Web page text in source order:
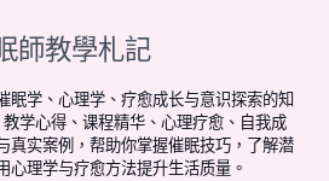
師教學札記
眠学、心理学、疗愈成长与意识探索的知
学心得、课程精华、心理疗愈、自我成
真实案例，帮助你掌握催眠技巧，了解潜
心理学与疗愈方法提升生活质量。